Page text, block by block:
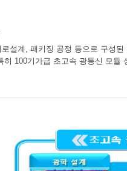
설계, 패키징 공정 등으로 구성
100기가급 초고속 광통신 모